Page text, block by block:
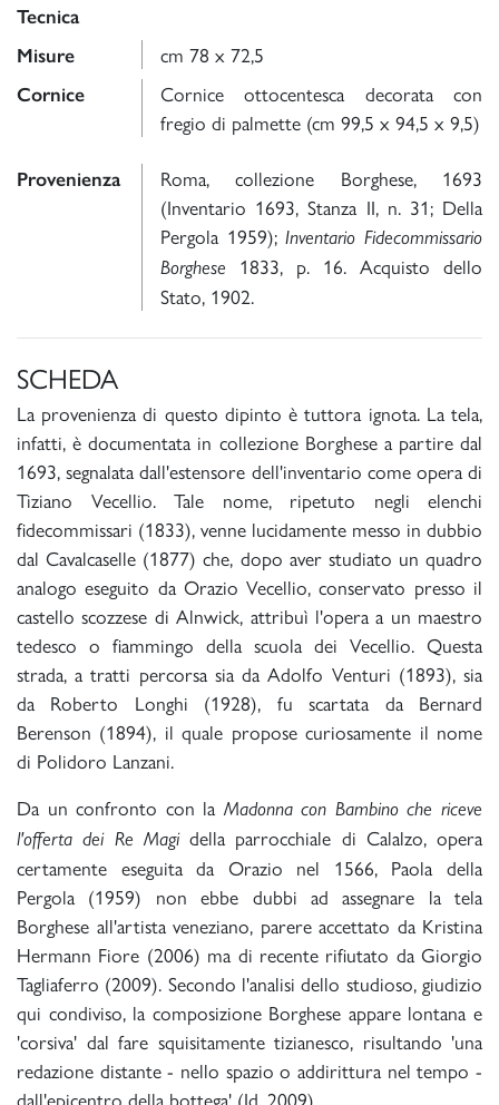
Tecnica
Misure cm 78 x 72,5
Cornice
Cornice ottocentesca decorata con
fregio di palmette (cm 99,5 x 94,5 x 9,5)
Provenienza
Roma, collezione Borghese, 1693
(Inventario 1693, Stanza II, n. 31; Della
Pergola 1959);Inventario Fidecommissario
Borghese
1833, p. 16. Acquisto dello
Stato, 1902.
SCHEDA
La provenienza di questo dipinto è tuttora ignota. La tela,
infatti, è documentata in collezione Borghese a partire dal
1693, segnalata dall'estensore dell'inventario come opera di
Tiziano Vecellio. Tale nome, ripetuto negli elenchi
fidecommissari (1833), venne lucidamente messo in dubbio
dal Cavalcaselle (1877) che, dopo aver studiato un quadro
analogo eseguito da Orazio Vecellio, conservato presso il
castello scozzese di Alnwick, attribuì l'opera a un maestro
tedesco o fiammingo della scuola dei Vecellio. Questa
strada, a tratti percorsa sia da Adolfo Venturi (1893), sia
da Roberto Longhi (1928), fu scartata da Bernard
Berenson (1894), il quale propose curiosamente il nome
di Polidoro Lanzani.
Da un confronto con la Madonna con Bambino che riceve
l'offerta dei Re Magidella parrocchiale di Calalzo, opera
certamente eseguita da Orazio nel 1566, Paola della
Pergola (1959) non ebbe dubbi ad assegnare la tela
Borghese all'artista veneziano, parere accettato da Kristina
Hermann Fiore (2006) ma di recente rifiutato da Giorgio
Tagliaferro (2009). Secondo l'analisi dello studioso, giudizio
qui condiviso, la composizione Borghese appare lontana e
'corsiva' dal fare squisitamente tizianesco, risultando 'una
redazione distante - nello spazio o addirittura nel tempo -
dall'epicentro della bottega' (Id. 2009).